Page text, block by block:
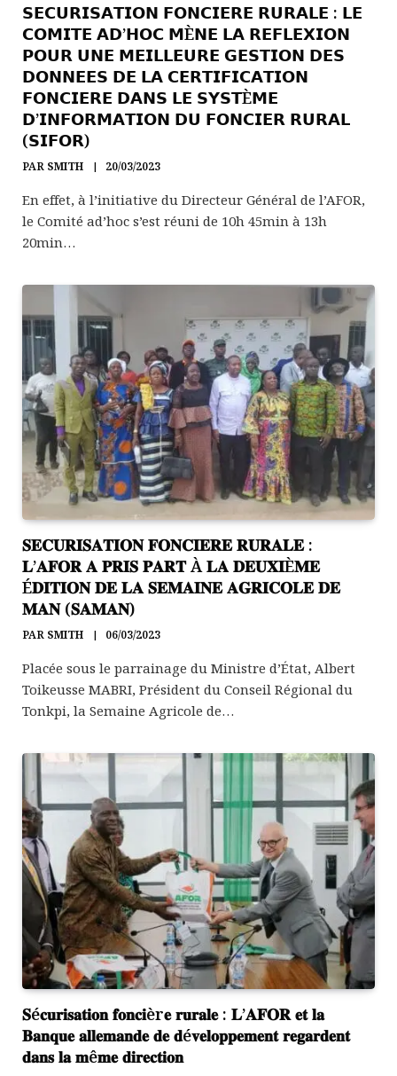
𝗦𝗘𝗖𝗨𝗥𝗜𝗦𝗔𝗧𝗜𝗢𝗡 𝗙𝗢𝗡𝗖𝗜𝗘𝗥𝗘 𝗥𝗨𝗥𝗔𝗟𝗘 : 𝗟𝗘
𝗖𝗢𝗠𝗜𝗧𝗘 𝗔𝗗’𝗛𝗢𝗖 𝗠È𝗡𝗘 𝗟𝗔 𝗥𝗘𝗙𝗟𝗘𝗫𝗜𝗢𝗡
𝗣𝗢𝗨𝗥 𝗨𝗡𝗘 𝗠𝗘𝗜𝗟𝗟𝗘𝗨𝗥𝗘 𝗚𝗘𝗦𝗧𝗜𝗢𝗡 𝗗𝗘𝗦
𝗗𝗢𝗡𝗡𝗘𝗘𝗦 𝗗𝗘 𝗟𝗔 𝗖𝗘𝗥𝗧𝗜𝗙𝗜𝗖𝗔𝗧𝗜𝗢𝗡
𝗙𝗢𝗡𝗖𝗜𝗘𝗥𝗘 𝗗𝗔𝗡𝗦 𝗟𝗘 𝗦𝗬𝗦𝗧È𝗠𝗘
𝗗’𝗜𝗡𝗙𝗢𝗥𝗠𝗔𝗧𝗜𝗢𝗡 𝗗𝗨 𝗙𝗢𝗡𝗖𝗜𝗘𝗥 𝗥𝗨𝗥𝗔𝗟
(𝗦𝗜𝗙𝗢𝗥)
PAR SMITH 20/03/2023
En effet, à l’initiative du Directeur Général de l’AFOR,
le Comité ad’hoc s’est réuni de 10h 45min à 13h
20min…
𝐒𝐄𝐂𝐔𝐑𝐈𝐒𝐀𝐓𝐈𝐎𝐍 𝐅𝐎𝐍𝐂𝐈𝐄𝐑𝐄 𝐑𝐔𝐑𝐀𝐋𝐄 :
𝐋’𝐀𝐅𝐎𝐑 𝐀 𝐏𝐑𝐈𝐒 𝐏𝐀𝐑𝐓 À 𝐋𝐀 𝐃𝐄𝐔𝐗𝐈È𝐌𝐄
É𝐃𝐈𝐓𝐈𝐎𝐍 𝐃𝐄 𝐋𝐀 𝐒𝐄𝐌𝐀𝐈𝐍𝐄 𝐀𝐆𝐑𝐈𝐂𝐎𝐋𝐄 𝐃𝐄
𝐌𝐀𝐍 (𝐒𝐀𝐌𝐀𝐍)
PAR SMITH 06/03/2023
Placée sous le parrainage du Ministre d’État, Albert
Toikeusse MABRI, Président du Conseil Régional du
Tonkpi, la Semaine Agricole de…
𝐒é𝐜𝐮𝐫𝐢𝐬𝐚𝐭𝐢𝐨𝐧 𝐟𝐨𝐧𝐜𝐢èr𝐞 𝐫𝐮𝐫𝐚𝐥𝐞 : 𝐋’𝐀𝐅𝐎𝐑 𝐞𝐭 𝐥𝐚
𝐁𝐚𝐧𝐪𝐮𝐞 𝐚𝐥𝐥𝐞𝐦𝐚𝐧𝐝𝐞 𝐝𝐞 𝐝é𝐯𝐞𝐥𝐨𝐩𝐩𝐞𝐦𝐞𝐧𝐭 𝐫𝐞𝐠𝐚𝐫𝐝𝐞𝐧𝐭
𝐝𝐚𝐧𝐬 𝐥𝐚 𝐦ê𝐦𝐞 𝐝𝐢𝐫𝐞𝐜𝐭𝐢𝐨𝐧